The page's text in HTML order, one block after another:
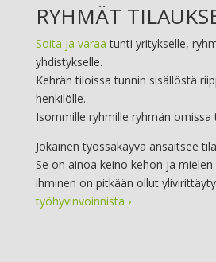
RYHMÄT
Soita ja varaa tunti yritykselle,
yhdistykselle.
Kehrän tiloissa tunnin sisällöstä
henkilölle.
Isommille ryhmille ryhmän omissa
Jokainen työssäkäyvä ansaitsee
Se on ainoa keino kehon ja
ihminen on pitkään ollut
työhyvinvoinnista ›